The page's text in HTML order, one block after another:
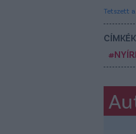
Tetszett